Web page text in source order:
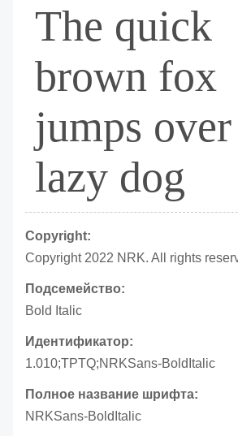
The quick
brown fox
jumps
lazy dog
Copyright:
Copyright 2022 NRK. All rights
Подсемейство:
Bold Italic
Идентификатор:
1.010;TPTQ;NRKSans-BoldItalic
Полное название шрифта:
NRKSans-BoldItalic